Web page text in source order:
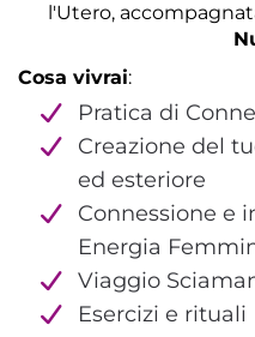
l'Utero,
Cosa vivrai:
Pratica di
Creazione del
ed esteriore
Connessione e
Energia
Viaggio
Esercizi e rituali